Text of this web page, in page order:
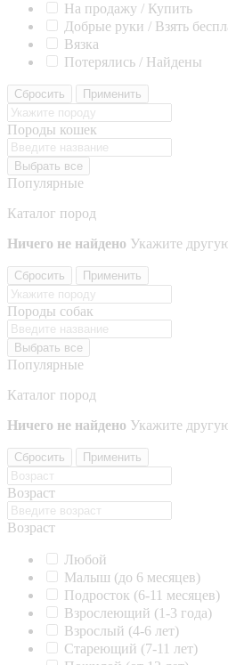
На продажу / Купить
Добрые руки / Взять
Вязка
Потерялись / Найдены
Сбросить Применить
Породы кошек
Выбрать все
Популярные
Каталог пород
Ничего не найдено Укажите
Сбросить Применить
Породы собак
Выбрать все
Популярные
Каталог пород
Ничего не найдено Укажите
Сбросить Применить
Возраст
Возраст
Любой
Малыш (до 6 месяцев)
Подросток (6-11 месяцев)
Взрослеющий (1-3 года)
Взрослый (4-6 лет)
Стареющий (7-11 лет)